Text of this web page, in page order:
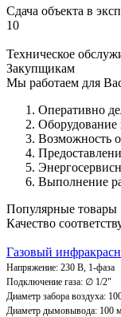
Сдача объекта в
10
Техническое
Закупщикам
Мы работаем для
Оперативно
Оборудование
Возможность
Выполнение
Популярные товары
Качество
Газовый
Напряжение: 230 В, 1-фаза
Подключение газа: ∅ 1/2"
Диаметр забора воздуха:
Диаметр дымовывода: 100